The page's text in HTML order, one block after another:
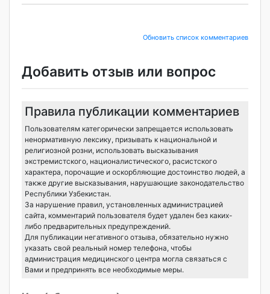
Обновить список комментариев
Добавить отзыв или вопрос
Правила публикации комментариев
Пользователям категорически запрещается использовать
ненормативную лексику, призывать к национальной и
религиозной розни, использовать высказывания
экстремистского, националистического, расистского
характера, порочащие и оскорбляющие достоинство людей, а
также другие высказывания, нарушающие законодательство
Республики Узбекистан.
За нарушение правил, установленных администрацией
сайта, комментарий пользователя будет удален без каких-
либо предварительных предупреждений.
Для публикации негативного отзыва, обязательно нужно
указать свой реальный номер телефона, чтобы
администрация медицинского центра могла связаться с
Вами и предпринять все необходимые меры.